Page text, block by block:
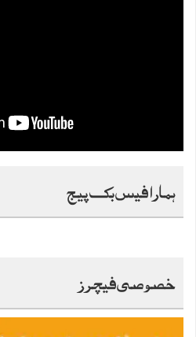
ہمارا فیس بک پیج
خصوصی فیچرز